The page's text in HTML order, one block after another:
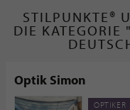
STILPUNKTE®
DIE KATEGORIE
Optik Simon
OPTIKER